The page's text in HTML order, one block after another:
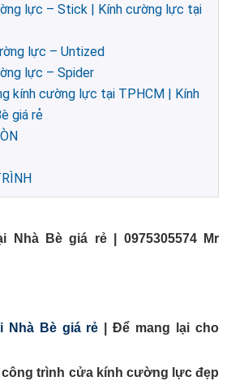
lực – Stick | Kính cường lực tại
lực – Untized
lực – Spider
kính cường lực tại TPHCM | Kính
giá rẻ
Nhà Bè giá rẻ | 0975305574 Mr
Nhà Bè giá rẻ | Để mang lại cho
trình cửa kính cường lực đẹp